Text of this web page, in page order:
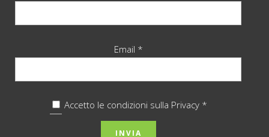
Email *
Accetto le condizioni sulla Privacy *